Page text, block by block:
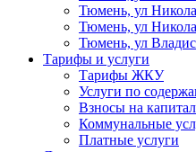
Тюмень, ул
Тюмень, ул
Тюмень, ул
Тарифы и услуги
Тарифы ЖКУ
Услуги по
Взносы на
Коммунальные
Платные услуги